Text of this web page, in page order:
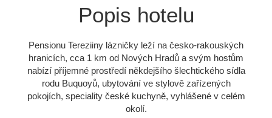
Popis hotelu
Pensionu Tereziiny lázničky leží na česko-rakouských
hranicích, cca 1 km od Nových Hradů a svým hostům
nabízí příjemné prostředí někdejšího šlechtického sídla
rodu Buquoyů, ubytování ve stylově zařízených
pokojích, speciality české kuchyně, vyhlášené v celém
okolí.